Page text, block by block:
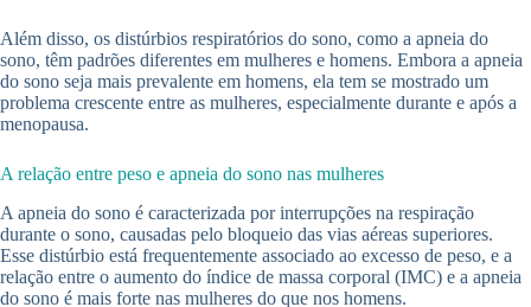
Além disso, os distúrbios respiratórios do sono, como a apneia do
sono, têm padrões diferentes em mulheres e homens. Embora a apneia
do sono seja mais prevalente em homens, ela tem se mostrado um
problema crescente entre as mulheres, especialmente durante e após a
menopausa.
A relação entre peso e apneia do sono nas mulheres
A apneia do sono é caracterizada por interrupções na respiração
durante o sono, causadas pelo bloqueio das vias aéreas superiores.
Esse distúrbio está frequentemente associado ao excesso de peso, e a
relação entre o aumento do índice de massa corporal (IMC) e a apneia
do sono é mais forte nas mulheres do que nos homens.